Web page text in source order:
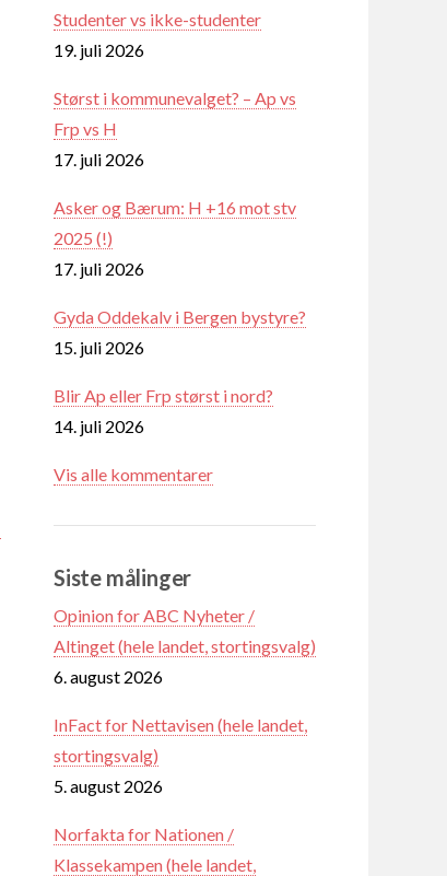
Studenter vs ikke-studenter
19. juli 2026
Størst i kommunevalget? – Ap vs
Frp vs H
17. juli 2026
Asker og Bærum: H +16 mot stv
2025 (!)
17. juli 2026
Gyda Oddekalv i Bergen bystyre?
15. juli 2026
Blir Ap eller Frp størst i nord?
14. juli 2026
Vis alle kommentarer
Siste målinger
Opinion for ABC Nyheter /
Altinget (hele landet, stortingsvalg)
6. august 2026
InFact for Nettavisen (hele landet,
stortingsvalg)
5. august 2026
Norfakta for Nationen /
Klassekampen (hele landet,